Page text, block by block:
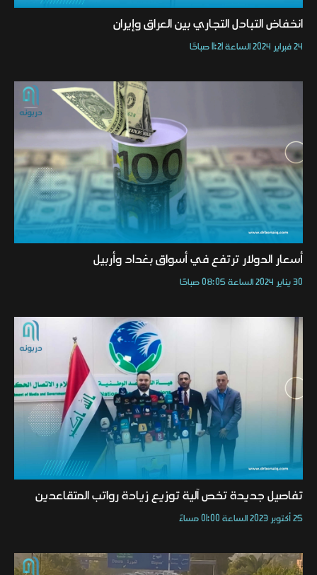
انخفاض التبادل التجاري بين العراق وإيران
24 فبراير 2024 الساعة 11:21 صباحًا
أسعار الدولار ترتفع في أسواق بغداد وأربيل
30 يناير 2024 الساعة 08:05 صباحًا
تفاصيل جديدة تخص آلية توزيع زيادة رواتب المتقاعدين
25 أكتوبر 2023 الساعة 01:00 مساءً